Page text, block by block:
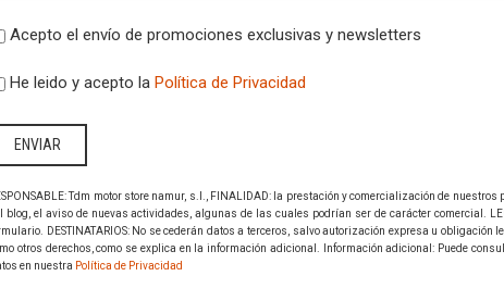
Acepto el envío de promociones exclusivas y newsletters
He leido y acepto la Política de Privacidad
Tdm motor store namur, s.l., FINALIDAD: la prestación y comercialización de
blog, el aviso de nuevas actividades, algunas de las cuales podrían ser de carácter comercial.
DESTINATARIOS: No se cederán datos a terceros, salvo autorización expresa u obligación
otros derechos, como se explica en la información adicional. Información adicional: Puede
en nuestra Política de Privacidad